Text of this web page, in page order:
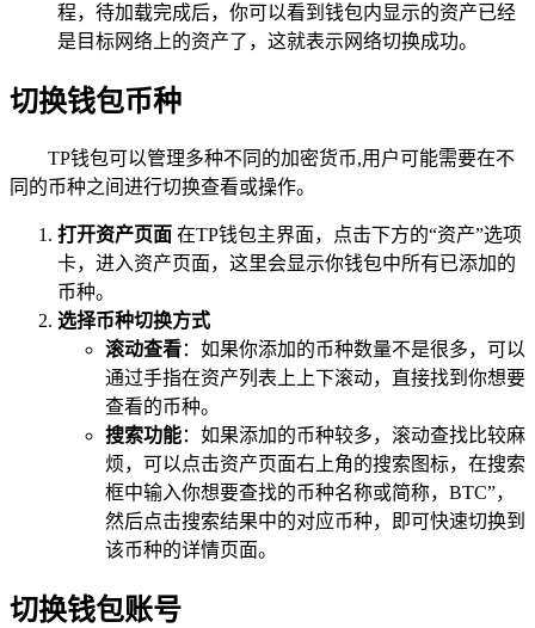
程，待加载完成后，你可以看到钱包内显示的资产已经
是目标网络上的资产了，这就表示网络切换成功。
切换钱包币种
TP钱包可以管理多种不同的加密货币,用户可能需要在不
同的币种之间进行切换查看或操作。
打开资产页面 在TP钱包主界面，点击下方的“资产”选项
卡，进入资产页面，这里会显示你钱包中所有已添加的
币种。
选择币种切换方式
滚动查看：如果你添加的币种数量不是很多，可以
通过手指在资产列表上上下滚动，直接找到你想要
查看的币种。
搜索功能：如果添加的币种较多，滚动查找比较麻
烦，可以点击资产页面右上角的搜索图标，在搜索
框中输入你想要查找的币种名称或简称，BTC”，
然后点击搜索结果中的对应币种，即可快速切换到
该币种的详情页面。
切换钱包账号